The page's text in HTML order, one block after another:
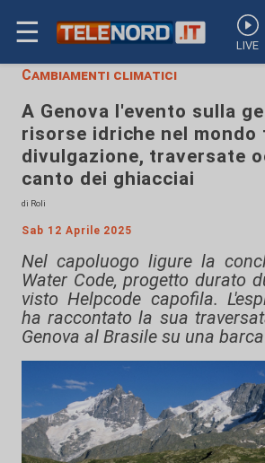
☰ LIVE
Cambiamenti climatici
A Genova l'evento sulla
risorse idriche nel mondo
divulgazione, traversate
canto dei ghiacciai
di Roli
Sab 12 Aprile 2025
Nel capoluogo ligure la
Water Code, progetto durato
visto Helpcode capofila.
ha raccontato la sua
Genova al Brasile su una